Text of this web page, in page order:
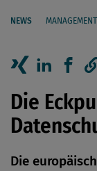
NEWS
Seiteninhalt
Artikel auf
Die
Die